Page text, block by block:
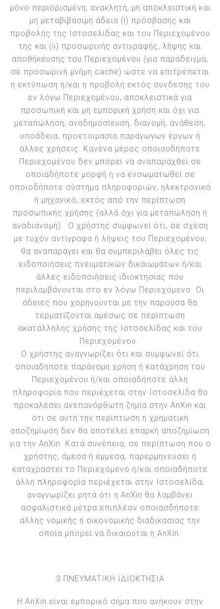
μόνο περιορισμένη, ανακλητή, μη αποκλειστική και
μη μεταβιβάσιμη άδεια (i) πρόσβασης και
προβολής της Ιστοσελίδας και του Περιεχομένου
της και (ii) προσωρινής αντιγραφής, λήψης και
αποθήκευσης του Περιεχομένου (για παράδειγμα,
σε προσωρινή μνήμη cache) ώστε να επιτρέπεται
η εκτύπωση ή/και η προβολή εκτός σύνδεσης του
εν λόγω Περιεχομένου, αποκλειστικά για
προσωπική και μη εμπορική χρήση και όχι για
μεταπώληση, αναδημοσίευση, διανομή, ανάθεση,
υποάδεια, προετοιμασία παράγωγων έργων ή
άλλες χρήσεις. Κανένα μέρος οποιουδήποτε
Περιεχομένου δεν μπορεί να αναπαραχθεί σε
οποιαδήποτε μορφή ή να ενσωματωθεί σε
οποιοδήποτε σύστημα πληροφοριών, ηλεκτρονικό
ή μηχανικό, εκτός από την περίπτωση
προσωπικής χρήσης (αλλά όχι για μεταπώληση ή
αναδιανομή). Ο χρήστης συμφωνεί ότι, σε σχέση
με τυχόν αντίγραφα ή λήψεις του Περιεχομένου,
θα αναπαράγει και θα συμπεριλάβει όλες τις
ειδοποιήσεις πνευματικών δικαιωμάτων ή/και
άλλες ειδοποιήσεις ιδιοκτησίας που
περιλαμβάνονται στο εν λόγω Περιεχόμενο. Οι
άδειες που χορηγούνται με την παρούσα θα
τερματίζονται αμέσως σε περίπτωση
ακατάλληλης χρήσης της Ιστοσελίδας και του
Περιεχομένου.
Ο χρήστης αναγνωρίζει ότι και συμφωνεί ότι
οποιαδήποτε παράνομη χρήση ή κατάχρηση του
Περιεχομένου ή/και οποιαδήποτε άλλη
πληροφορία που περιέχεται στην Ιστοσελίδα θα
προκαλέσει ανεπανόρθωτη ζημία στην AnXin και
ότι σε αυτή την περίπτωση η χρηματική
αποζημίωση δεν θα αποτελεί επαρκή αποζημίωση
για την AnXin Κατά συνέπεια, σε περίπτωση που ο
χρήστης, άμεσα ή έμμεσα, παρερμηνεύσει ή
καταχραστεί το Περιεχόμενο ή/και οποιαδήποτε
άλλη πληροφορία περιέχεται στην Ιστοσελίδα,
αναγνωρίζει ρητά ότι η AnXin θα λαμβάνει
ασφαλιστικά μέτρα επιπλέον οποιασδήποτε
άλλης νομικής ή οικονομικής διαδικασίας την
οποία μπορεί να δικαιούται η AnXin.
3.ΠΝΕΥΜΑΤΙΚΗ ΙΔΙΟΚΤΗΣΙΑ
Η AnXin είναι εμπορικό σήμα που ανήκουν στην